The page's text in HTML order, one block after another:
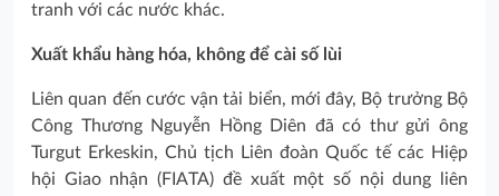
tranh với các nước khác.
Xuất khẩu hàng hóa, không để cài số lùi
Liên quan đến cước vận tải biển, mới đây, Bộ trưởng Bộ
Công Thương Nguyễn Hồng Diên đã có thư gửi ông
Turgut Erkeskin, Chủ tịch Liên đoàn Quốc tế các Hiệp
hội Giao nhận (FIATA) đề xuất một số nội dung liên